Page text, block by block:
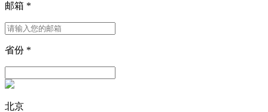
邮箱 *
省份 *
北京